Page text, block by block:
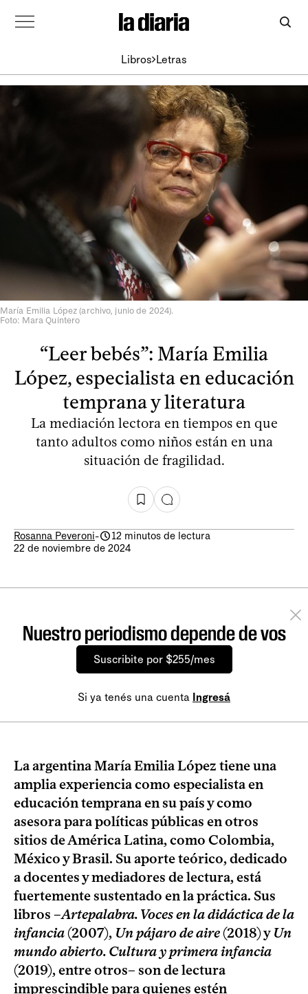
Libros Letras
María Emilia López (archivo, junio de 2024).
Foto: Mara Quintero
“Leer bebés”: María Emilia
López, especialista en educación
temprana y literatura
La mediación lectora en tiempos en que
tanto adultos como niños están en una
situación de fragilidad.
Rosanna Peveroni-
12 minutos de lectura
22 de noviembre de 2024
Nuestro periodismo depende de vos
Suscribite por $255/mes
Si ya tenés una cuenta Ingresá
La argentina María Emilia López tiene una
amplia experiencia como especialista en
educación temprana en su país y como
asesora para políticas públicas en otros
sitios de América Latina, como Colombia,
México y Brasil. Su aporte teórico, dedicado
a docentes y mediadores de lectura, está
fuertemente sustentado en la práctica. Sus
libros –Artepalabra. Voces en la didáctica de la
infancia(2007), Un pájaro de aire(2018) y Un
mundo abierto. Cultura y primera infancia
(2019), entre otros– son de lectura
imprescindible para quienes estén